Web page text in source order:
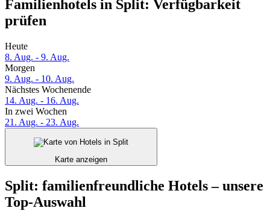
Familienhotels in Split: Verfügbarkeit
prüfen
Heute
8. Aug. - 9. Aug.
Morgen
9. Aug. - 10. Aug.
Nächstes Wochenende
14. Aug. - 16. Aug.
In zwei Wochen
21. Aug. - 23. Aug.
Karte anzeigen
Split: familienfreundliche Hotels – unsere
Top-Auswahl